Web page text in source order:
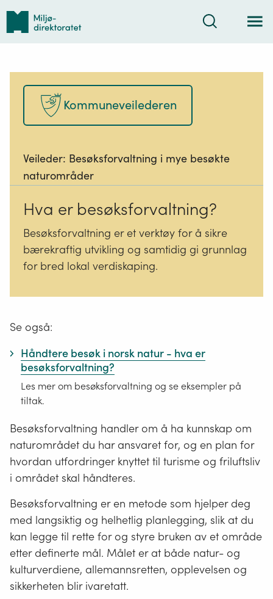
Tilbake
forsiden
Søk
Kommuneveilederen
Veileder: Besøksforvaltning i mye besøkte
naturområder
Hva er besøksforvaltning?
Besøksforvaltning er et verktøy for å sikre
bærekraftig utvikling og samtidig gi grunnlag
for bred lokal verdiskaping.
Se også:
Håndtere besøk i norsk natur - hva er
besøksforvaltning?
Les mer om besøksforvaltning og se eksempler på
tiltak.
Besøksforvaltning handler om å ha kunnskap om
naturområdet du har ansvaret for, og en plan for
hvordan utfordringer knyttet til turisme og friluftsliv
i området skal håndteres.
Besøksforvaltning er en metode som hjelper deg
med langsiktig og helhetlig planlegging, slik at du
kan legge til rette for og styre bruken av et område
etter definerte mål. Målet er at både natur- og
kulturverdiene, allemannsretten, opplevelsen og
sikkerheten blir ivaretatt.